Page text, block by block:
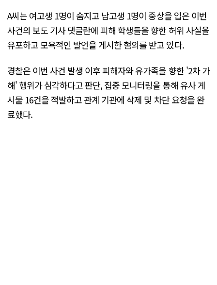
A씨는 여고생 1명이 숨지고 남고생 1명이 중상을 입은 이번
사건의 보도 기사 댓글란에 피해 학생들을 향한 허위 사실을
유포하고 모욕적인 발언을 게시한 혐의를 받고 있다.
경찰은 이번 사건 발생 이후 피해자와 유가족을 향한 '2차 가
해' 행위가 심각하다고 판단, 집중 모니터링을 통해 유사 게
시물 16건을 적발하고 관계 기관에 삭제 및 차단 요청을 완
료했다.